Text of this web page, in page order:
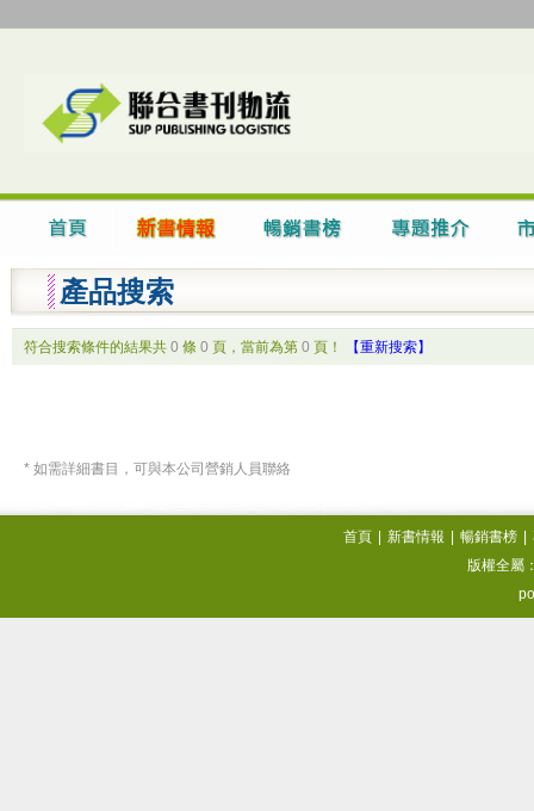
產品搜索
符合搜索條件的結果共 0 條 0 頁，當前為第 0 頁！ 【重新搜索】
* 如需詳細書目，可與本公司營銷人員聯絡
首頁 新書情報 暢銷書榜
版權全屬